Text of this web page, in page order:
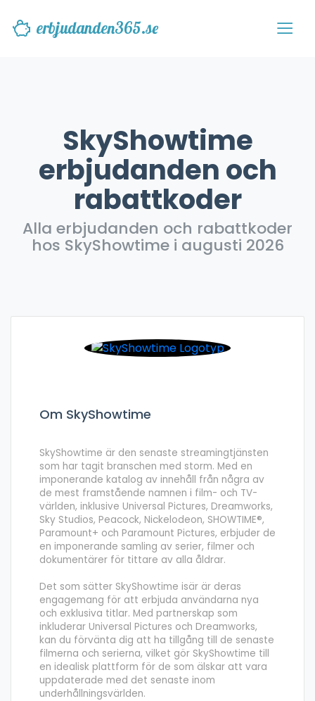
erbjudanden365.se
SkyShowtime
erbjudanden och
rabattkoder
Alla erbjudanden och rabattkoder
hos SkyShowtime i augusti 2026
Om SkyShowtime
SkyShowtime är den senaste streamingtjänsten
som har tagit branschen med storm. Med en
imponerande katalog av innehåll från några av
de mest framstående namnen i film- och TV-
världen, inklusive Universal Pictures, Dreamworks,
Sky Studios, Peacock, Nickelodeon, SHOWTIME®,
Paramount+ och Paramount Pictures, erbjuder de
en imponerande samling av serier, filmer och
dokumentärer för tittare av alla åldrar.
Det som sätter SkyShowtime isär är deras
engagemang för att erbjuda användarna nya
och exklusiva titlar. Med partnerskap som
inkluderar Universal Pictures och Dreamworks,
kan du förvänta dig att ha tillgång till de senaste
filmerna och serierna, vilket gör SkyShowtime till
en idealisk plattform för de som älskar att vara
uppdaterade med det senaste inom
underhållningsvärlden.